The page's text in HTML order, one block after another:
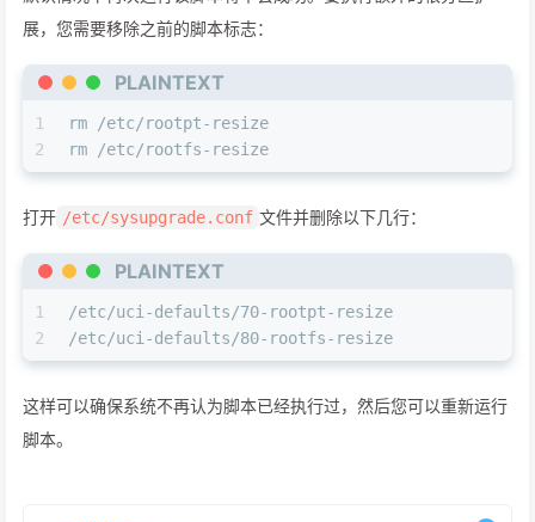
展，您需要移除之前的脚本标志：
PLAINTEXT
1
2
rm /etc/rootpt-resize
rm /etc/rootfs-resize
打开 /etc/sysupgrade.conf 文件并删除以下几行：
PLAINTEXT
1
2
/etc/uci-defaults/70-rootpt-resize
/etc/uci-defaults/80-rootfs-resize
这样可以确保系统不再认为脚本已经执行过，然后您可以重新运行
脚本。